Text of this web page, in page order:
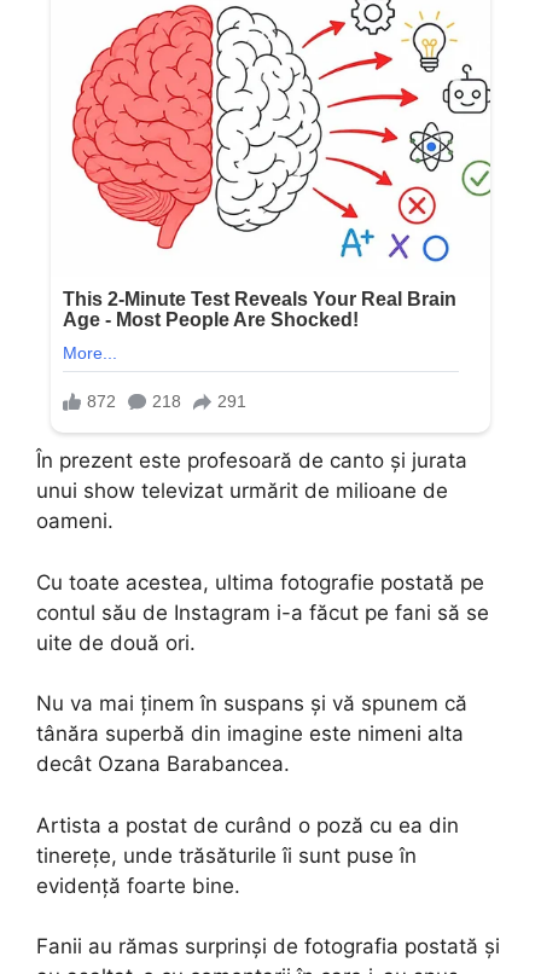
În prezent este profesoară de canto și jurata
unui show televizat urmărit de milioane de
oameni.
Cu toate acestea, ultima fotografie postată pe
contul său de Instagram i-a făcut pe fani să se
uite de două ori.
Nu va mai ținem în suspans și vă spunem că
tânăra superbă din imagine este nimeni alta
decât Ozana Barabancea.
Artista a postat de curând o poză cu ea din
tinerețe, unde trăsăturile îi sunt puse în
evidență foarte bine.
Fanii au rămas surprinși de fotografia postată și